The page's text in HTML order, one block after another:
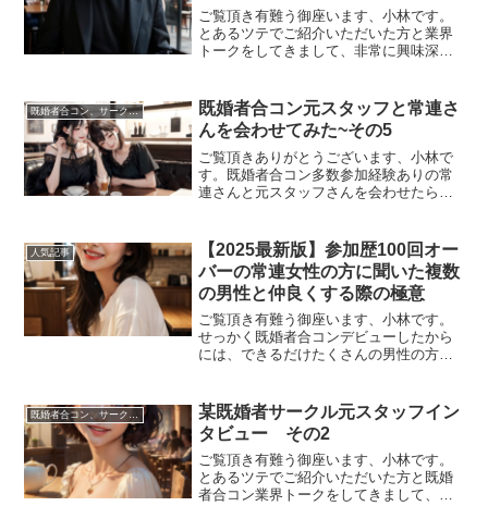
ご覧頂き有難う御座います、小林です。
とあるツテでご紹介いただいた方と業界
トークをしてきまして、非常に興味深い
お届けしていきたいと思います。個人の
特定を避けるためにかなり...
既婚者合コン、サークル、パーティーについて
既婚者合コン元スタッフと常連さ
んを会わせてみた~その5
ご覧頂きありがとうございます、小林で
す。既婚者合コン多数参加経験ありの常
連さんと元スタッフさんを会わせたらど
こと」「オススメの既婚者合コン会社」
ついてそれぞれどんな反応...
人気記事
【2025最新版】参加歴100回オー
バーの常連女性の方に聞いた複数
の男性と仲良くする際の極意
ご覧頂き有難う御座います、小林です。
せっかく既婚者合コンデビューしたから
には、できるだけたくさんの男性の方と
るのは許せませんよね。今回はそんな貴
女に複数の男性の方と仲良...
既婚者合コン、サークル、パーティーについて
某既婚者サークル元スタッフイン
タビュー その2
ご覧頂き有難う御座います、小林です。
とあるツテでご紹介いただいた方と既婚
者合コン業界トークをしてきまして、非